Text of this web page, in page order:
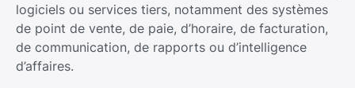
logiciels ou services tiers, notamment des systèmes
de point de vente, de paie, d’horaire, de facturation,
de communication, de rapports ou d’intelligence
d’affaires.